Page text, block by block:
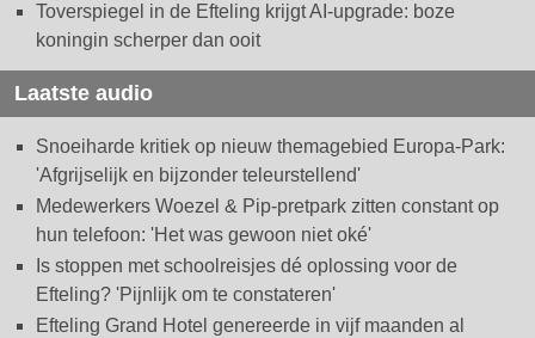
Toverspiegel in de Efteling krijgt AI-upgrade: boze
koningin scherper dan ooit
Laatste audio
Snoeiharde kritiek op nieuw themagebied Europa-Park:
'Afgrijselijk en bijzonder teleurstellend'
Medewerkers Woezel & Pip-pretpark zitten constant op
hun telefoon: 'Het was gewoon niet oké'
Is stoppen met schoolreisjes dé oplossing voor de
Efteling? 'Pijnlijk om te constateren'
Efteling Grand Hotel genereerde in vijf maanden al